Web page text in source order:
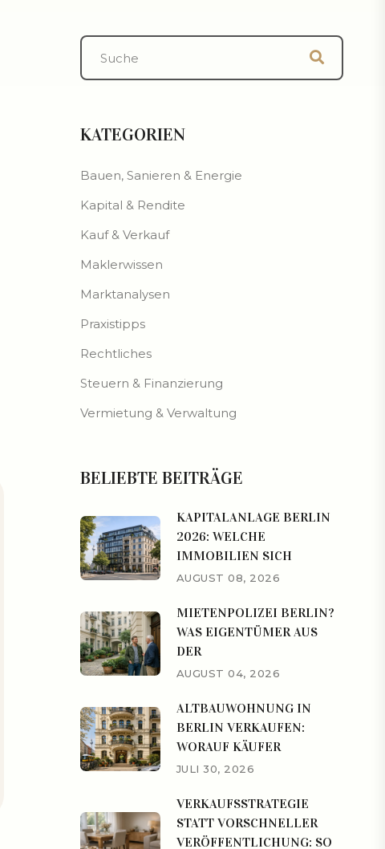
KATEGORIEN
Bauen, Sanieren & Energie
Kapital & Rendite
Kauf & Verkauf
Maklerwissen
Marktanalysen
Praxistipps
Rechtliches
Steuern & Finanzierung
Vermietung & Verwaltung
BELIEBTE BEITRÄGE
KAPITALANLAGE BERLIN
2026: WELCHE
IMMOBILIEN SICH
AUGUST 08, 2026
MIETENPOLIZEI BERLIN?
WAS EIGENTÜMER AUS
DER
AUGUST 04, 2026
ALTBAUWOHNUNG IN
BERLIN VERKAUFEN:
WORAUF KÄUFER
JULI 30, 2026
VERKAUFSSTRATEGIE
STATT VORSCHNELLER
VERÖFFENTLICHUNG: SO